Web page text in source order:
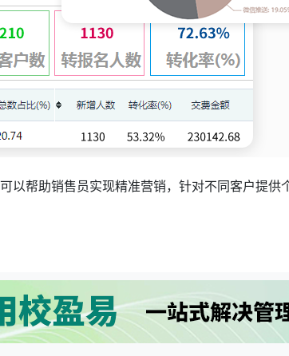
可以帮助销售员实现精准营销，针对不同客户提供